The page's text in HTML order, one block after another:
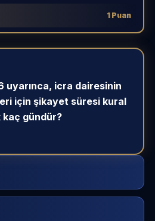
1 Puan
uyarınca, icra dairesinin
için şikayet süresi kural
kaç gündür?